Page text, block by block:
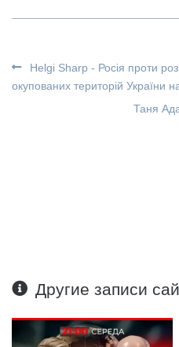
Helgi Sharp - Росія проти
окупованих територій України
Таня
Другие записи